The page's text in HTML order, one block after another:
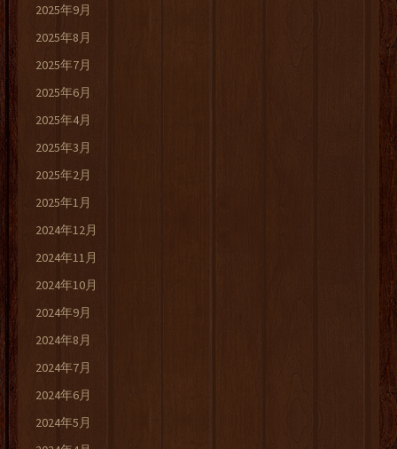
2025年9月
2025年8月
2025年7月
2025年6月
2025年4月
2025年3月
2025年2月
2025年1月
2024年12月
2024年11月
2024年10月
2024年9月
2024年8月
2024年7月
2024年6月
2024年5月